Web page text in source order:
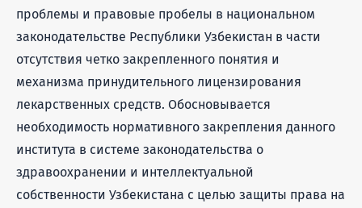
проблемы и правовые пробелы в национальном
законодательстве Республики Узбекистан в части
отсутствия четко закрепленного понятия и
механизма принудительного лицензирования
лекарственных средств. Обосновывается
необходимость нормативного закрепления данного
института в системе законодательства о
здравоохранении и интеллектуальной
собственности Узбекистана с целью защиты права на